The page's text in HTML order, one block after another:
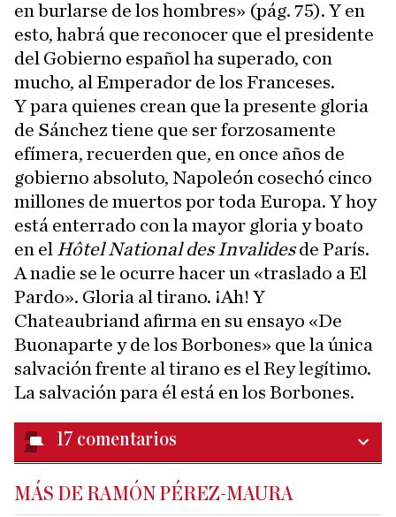
en burlarse de los hombres» (pág. 75). Y en
esto, habrá que reconocer que el presidente
del Gobierno español ha superado, con
mucho, al Emperador de los Franceses.
Y para quienes crean que la presente gloria
de Sánchez tiene que ser forzosamente
efímera, recuerden que, en once años de
gobierno absoluto, Napoleón cosechó cinco
millones de muertos por toda Europa. Y hoy
está enterrado con la mayor gloria y boato
en el Hôtel National des Invalidesde París.
A nadie se le ocurre hacer un «traslado a El
Pardo». Gloria al tirano. ¡Ah! Y
Chateaubriand afirma en su ensayo «De
Buonaparte y de los Borbones» que la única
salvación frente al tirano es el Rey legítimo.
La salvación para él está en los Borbones.
17 comentarios
MÁS DE RAMÓN PÉREZ-MAURA